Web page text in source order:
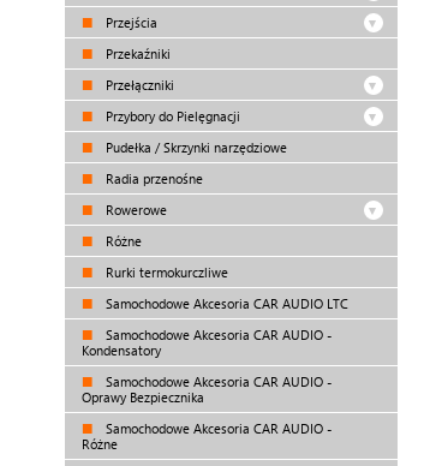
Przejścia
Przekaźniki
Przełączniki
Przybory do Pielęgnacji
Pudełka / Skrzynki narzędziowe
Radia przenośne
Rowerowe
Różne
Rurki termokurczliwe
Samochodowe Akcesoria CAR AUDIO LTC
Samochodowe Akcesoria CAR AUDIO -
Kondensatory
Samochodowe Akcesoria CAR AUDIO -
Oprawy Bezpiecznika
Samochodowe Akcesoria CAR AUDIO -
Różne